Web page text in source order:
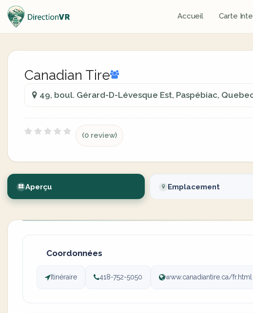
Accueil Carte
Canadian Tire
49, boul. Gérard-D-Lévesque Est, Paspébiac,
(0 review)
Aperçu Emplacement
Coordonnées
Itinéraire 418-752-5050 www.canadiantire.ca/fr.html